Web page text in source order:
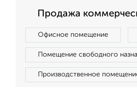
Продажа
Офисное помещение
Помещение свободного
Производственное